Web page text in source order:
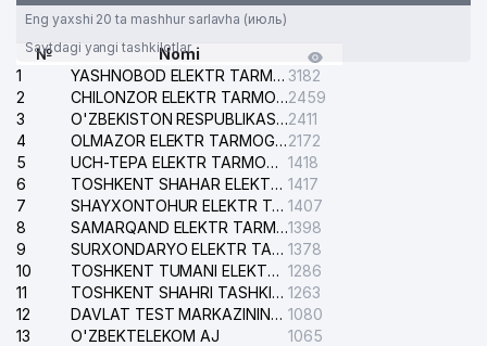
Eng yaxshi 20 ta mashhur sarlavha (июль)
Saytdagi yangi tashkilotlar
№
Nomi
1
YASHNOBOD ELEKTR TARMOG'I NOSOZLIKLARI XIZMATI 3182
2
CHILONZOR ELEKTR TARMOG'I NOSOZLIK XIZMATI2459
3
O'ZBEKISTON RESPUBLIKASI BOSH PROKURATURASI ISHONCH TELEFONI2411
4
OLMAZOR ELEKTR TARMOG'I NOSOZLIKLARI XIZMATI2172
5
UCH-TEPA ELEKTR TARMOG'I NOSOZLIKLARI XIZMATI 1418
6
TOSHKENT SHAHAR ELEKTR TARMOQLARI KORXONASI AJ 1417
7
SHAYXONTOHUR ELEKTR TARMOG'I NOSOZLIKLARINI TUZATISH XIZMATI 1407
8
SAMARQAND ELEKTR TARMOQLARI AJ1398
9
SURXONDARYO ELEKTR TARMOQLARI AJ 1378
10
TOSHKENT TUMANI ELEKTR TARMOG'I AVARIYA XIZMATI 1286
11
TOSHKENT SHAHRI TASHKILOT TELEFONLARI HAQIDA MA'LUMOT BYUROSI 1263
12
DAVLAT TEST MARKAZINING ISHONCH TELEFONLARI 1080
13
O'ZBEKTELEKOM AJ
1065